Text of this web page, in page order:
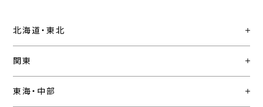
北海道・東北
関東
東海・中部